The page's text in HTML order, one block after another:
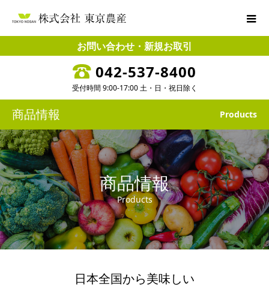
お問い合わせ・新規お取引
042-537-8400
受付時間 9:00-17:00 土・日・祝日除く
商品情報 Products
商品情報
Products
日本全国から美味しい